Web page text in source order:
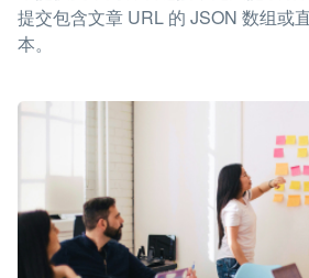
提交包含文章 URL 的 JSON 数组或
本。